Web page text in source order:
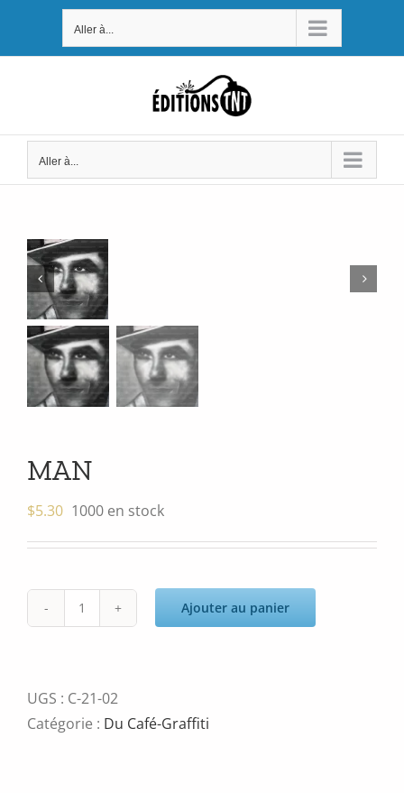
contenu
Aller à...
Aller à...
MAN
$5.30 1000 en stock
quantité
Ajouter au panier
UGS : C-21-02
Catégorie : Du Café-Graffiti